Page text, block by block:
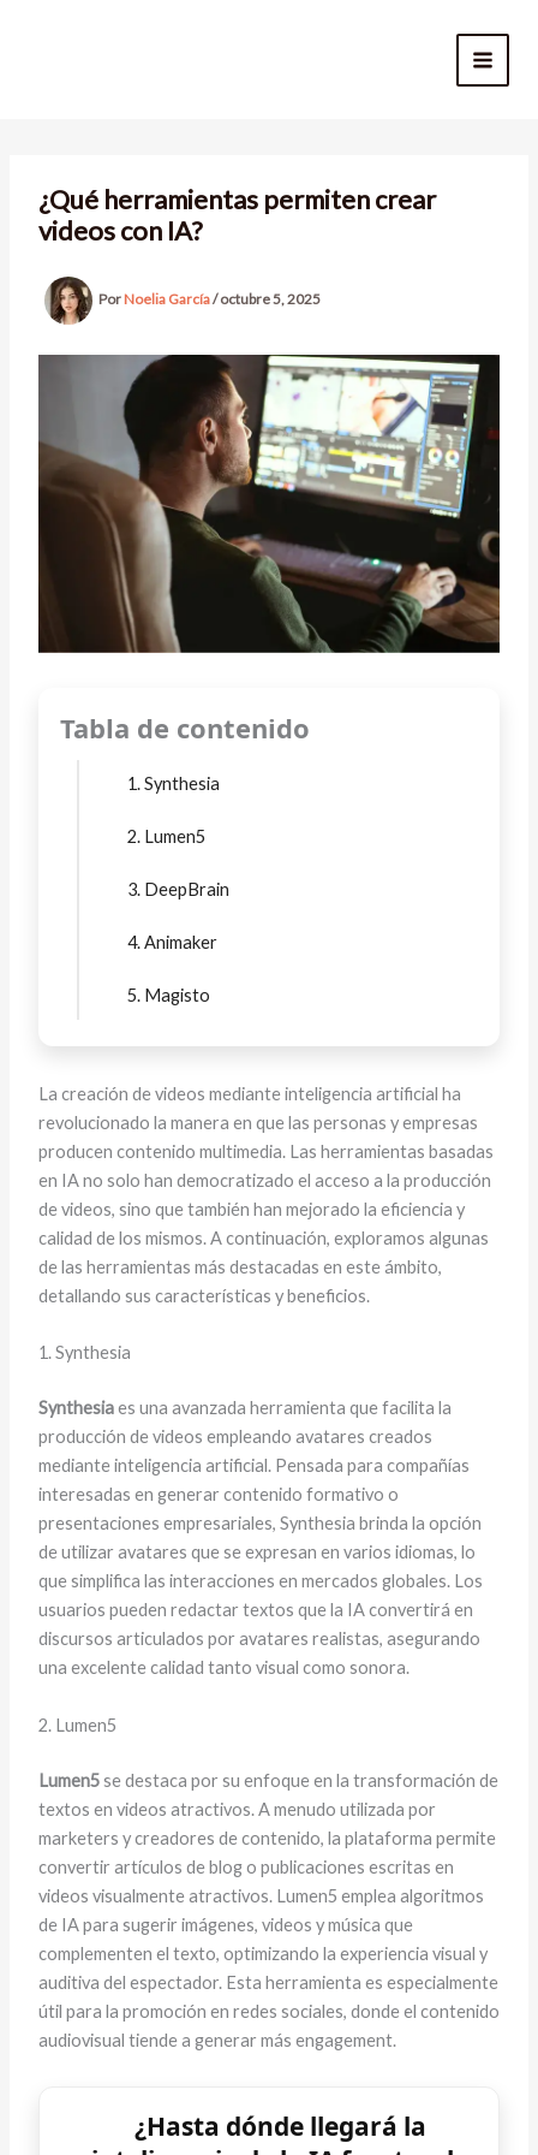
¿Qué herramientas permiten crear
videos con IA?
PorNoelia García/octubre 5, 2025
Tabla de contenido
1. Synthesia
2. Lumen5
3. DeepBrain
4. Animaker
5. Magisto
La creación de videos mediante inteligencia artificial ha
revolucionado la manera en que las personas y empresas
producen contenido multimedia. Las herramientas basadas
en IA no solo han democratizado el acceso a la producción
de videos, sino que también han mejorado la eficiencia y
calidad de los mismos. A continuación, exploramos algunas
de las herramientas más destacadas en este ámbito,
detallando sus características y beneficios.
1. Synthesia
Synthesiaes una avanzada herramienta que facilita la
producción de videos empleando avatares creados
mediante inteligencia artificial. Pensada para compañías
interesadas en generar contenido formativo o
presentaciones empresariales, Synthesia brinda la opción
de utilizar avatares que se expresan en varios idiomas, lo
que simplifica las interacciones en mercados globales. Los
usuarios pueden redactar textos que la IA convertirá en
discursos articulados por avatares realistas, asegurando
una excelente calidad tanto visual como sonora.
2. Lumen5
Lumen5se destaca por su enfoque en la transformación de
textos en videos atractivos. A menudo utilizada por
marketers y creadores de contenido, la plataforma permite
convertir artículos de blog o publicaciones escritas en
videos visualmente atractivos. Lumen5 emplea algoritmos
de IA para sugerir imágenes, videos y música que
complementen el texto, optimizando la experiencia visual y
auditiva del espectador. Esta herramienta es especialmente
útil para la promoción en redes sociales, donde el contenido
audiovisual tiende a generar más engagement.
¿Hasta dónde llegará la